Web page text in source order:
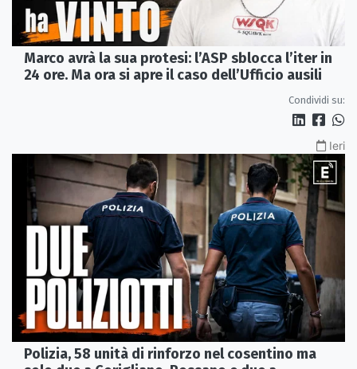
Marco avrà la sua protesi: l’ASP sblocca l’iter in
24 ore. Ma ora si apre il caso dell’Ufficio ausili
Condividi su:
Ieri
Polizia, 58 unità di rinforzo nel cosentino ma